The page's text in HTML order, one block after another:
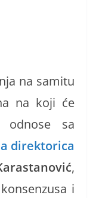
na samitu
na koji će
odnose sa
direktorica
,
i